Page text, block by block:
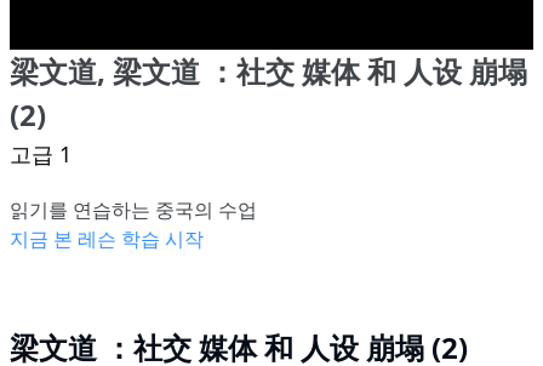
梁文道, 梁文道 ：社交 媒体 和 人设 崩塌
(2)
고급 1
읽기를 연습하는 중국의 수업
지금 본 레슨 학습 시작
梁文道 ：社交 媒体 和 人设 崩塌 (2)